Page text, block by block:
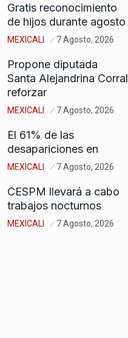
Gratis reconocimiento
de hijos durante agosto
MEXICALI 7 Agosto, 2026
Propone diputada
Santa Alejandrina Corral
reforzar
MEXICALI 7 Agosto, 2026
El 61% de las
desapariciones en
MEXICALI 7 Agosto, 2026
CESPM llevará a cabo
trabajos nocturnos
MEXICALI 7 Agosto, 2026